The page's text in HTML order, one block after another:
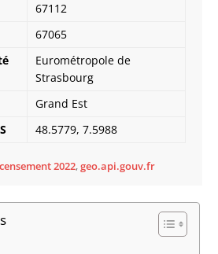
67112
67065
Eurométropole de
Strasbourg
Grand Est
48.5779, 7.5988
2022,geo.api.gouv.fr